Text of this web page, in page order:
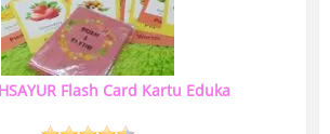
Flash Card Kartu Eduka